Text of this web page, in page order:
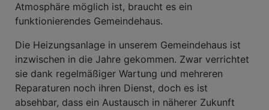
Atmosphäre möglich ist, braucht es ein
funktionierendes Gemeindehaus.
Die Heizungsanlage in unserem Gemeindehaus ist
inzwischen in die Jahre gekommen. Zwar verrichtet
sie dank regelmäßiger Wartung und mehreren
Reparaturen noch ihren Dienst, doch es ist
absehbar, dass ein Austausch in näherer Zukunft